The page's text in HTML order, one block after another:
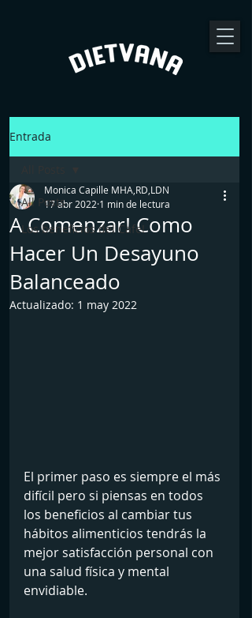
Entrada
All Posts
Los beneficios del Cafe!
A Comenzar! Como
Hacer Un Desayuno
Balanceado
Monica Capille MHA,RD,LDN
17 abr 2022 1 min de lectura
Actualizado: 1 may 2022
El primer paso es siempre el más
difícil pero si piensas en todos
los beneficios al cambiar tus
hábitos alimenticios tendrás la
mejor satisfacción personal con
una salud física y mental
envidiable.